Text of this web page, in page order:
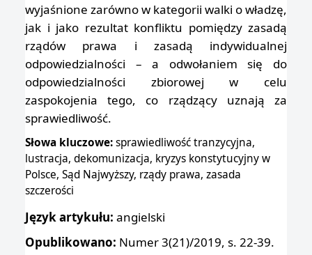
wyjaśnione zarówno w kategorii walki o władzę,
jak i jako rezultat konfliktu pomiędzy zasadą
rządów prawa i zasadą indywidualnej
odpowiedzialności – a odwołaniem się do
odpowiedzialności zbiorowej w celu
zaspokojenia tego, co rządzący uznają za
sprawiedliwość.
Słowa kluczowe:sprawiedliwość tranzycyjna,
lustracja, dekomunizacja, kryzys konstytucyjny w
Polsce, Sąd Najwyższy, rządy prawa, zasada
szczerości
Język artykułu: angielski
Opublikowano: Numer 3(21)/2019, s. 22-39.